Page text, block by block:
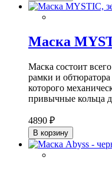
Маска
Маска состоит
рамки и обтюратора
которого
привычные кольца
4890 ₽
В корзину